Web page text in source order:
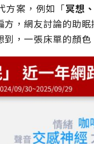
方案，例如「冥想
方，網友討論的助
到，一張床單的顏